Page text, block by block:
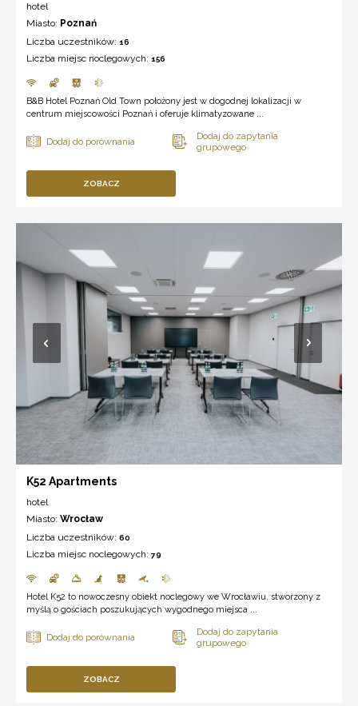
hotel
Miasto: Poznań
Liczba uczestników: 16
Liczba miejsc noclegowych: 156
B&B Hotel Poznań Old Town położony jest w dogodnej lokalizacji w
centrum miejscowości Poznań i oferuje klimatyzowane ...
ZOBACZ
K52 Apartments
hotel
Miasto: Wrocław
Liczba uczestników: 60
Liczba miejsc noclegowych: 79
Hotel K52 to nowoczesny obiekt noclegowy we Wrocławiu, stworzony z
myślą o gościach poszukujących wygodnego miejsca ...
ZOBACZ